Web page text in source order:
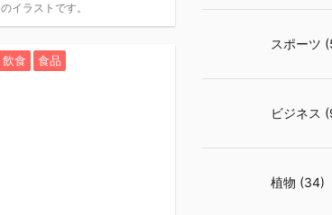
のイラストです。
飲食 食品
スポーツ
ビジネス
植物 (34)